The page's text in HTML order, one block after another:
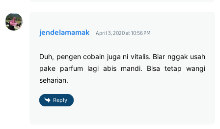
jendelamamak April 3, 2020 at 10:56 PM
Duh, pengen cobain juga ni vitalis. Biar nggak usah
pake parfum lagi abis mandi. Bisa tetap wangi
seharian.
Reply